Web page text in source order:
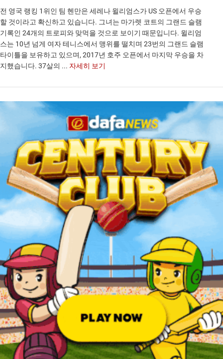
전 영국 랭킹 1위인 팀 헨만은 세레나 윌리엄스가 US 오픈에서 우승
할 것이라고 확신하고 있습니다. 그녀는 마가렛 코트의 그랜드 슬램
기록인 24개의 트로피와 맞먹을 것으로 보이기 때문입니다. 윌리엄
스는 10년 넘게 여자 테니스에서 맹위를 떨치며 23번의 그랜드 슬램
타이틀을 보유하고 있으며, 2017년 호주 오픈에서 마지막 우승을 차
지했습니다. 37살의 ... 자세히 보기